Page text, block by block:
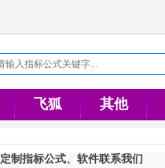
飞狐 其他
定制指标公式、软件联系我们